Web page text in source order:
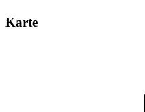
Karte